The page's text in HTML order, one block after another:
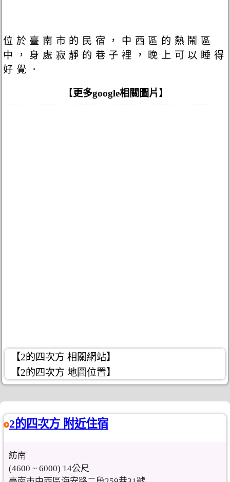
位於臺南市的民宿，中西區的熱鬧區
中，身處寂靜的巷子裡，晚上可以睡得
好覺．
【更多google相關圖片】
【2的四次方 相關網站】
【2的四次方 地圖位置】
2的四次方 附近住宿
紡南
(4600 ~ 6000) 14公尺